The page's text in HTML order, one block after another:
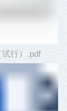
行）.pdf